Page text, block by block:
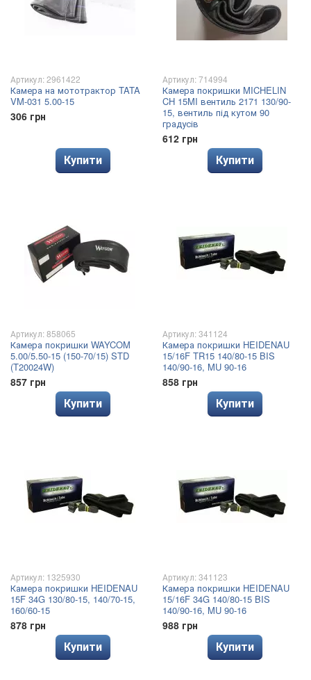
Артикул: 2961422
Камера на мототрактор TATA
VM-031 5.00-15
306 грн
Купити
Артикул: 714994
Камера покришки MICHELIN
CH 15MI вентиль 2171 130/90-
15, вентиль під кутом 90
градусів
612 грн
Купити
Артикул: 858065
Камера покришки WAYCOM
5.00/5.50-15 (150-70/15) STD
(T20024W)
857 грн
Купити
Артикул: 341124
Камера покришки HEIDENAU
15/16F TR15 140/80-15 BIS
140/90-16, MU 90-16
858 грн
Купити
Артикул: 1325930
Камера покришки HEIDENAU
15F 34G 130/80-15, 140/70-15,
160/60-15
878 грн
Купити
Артикул: 341123
Камера покришки HEIDENAU
15/16F 34G 140/80-15 BIS
140/90-16, MU 90-16
988 грн
Купити